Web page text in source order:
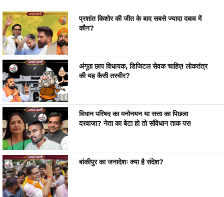
प्रशांत किशोर की जीत के बाद सबसे ज्यादा दबाव में
कौन?
अंगूठा छाप विधायक, डिजिटल सेवक चाहिए! लोकतंत्र
की यह कैसी तस्वीर?
विधान परिषद का मनोनयन या सत्ता का पिछला
दरवाजा? नेता का बेटा हो तो संविधान ताक पर!
बांकीपुर का जनादेशः क्या है संदेश?